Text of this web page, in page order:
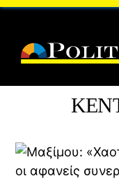
Skip
content